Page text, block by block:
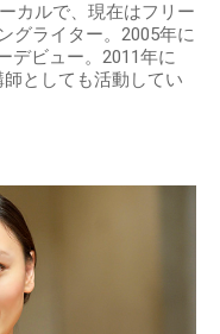
カルで、現在はフリー
グライター。2005年に
デビュー。2011年に
としても活動してい